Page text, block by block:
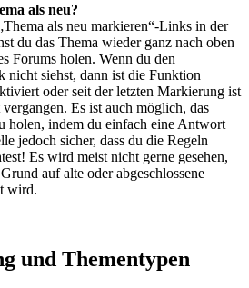
als neu?
als neu markieren“-Links in der
du das Thema wieder ganz nach oben
Forums holen. Wenn du den
nicht siehst, dann ist die Funktion
oder seit der letzten Markierung ist
Es ist auch möglich, das
holen, indem du einfach eine Antwort
jedoch sicher, dass du die Regeln
Es wird meist nicht gerne gesehen,
auf alte oder abgeschlossene
wird.
und Thementypen